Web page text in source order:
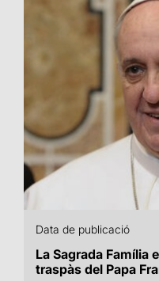
Data de publicació
La Sagrada Família
traspàs del Papa